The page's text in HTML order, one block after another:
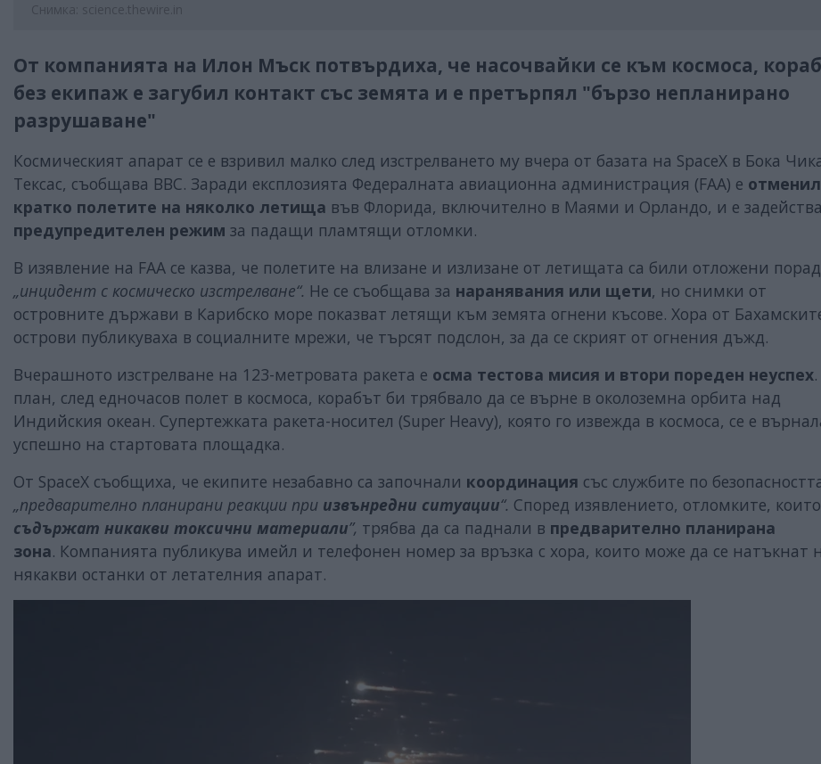
Снимка: science.thewire.in
От компанията на Илон Мъск потвърдиха, че насочвайки се към космоса,
без екипаж е загубил контакт със земята и е претърпял "бързо непланирано
разрушаване"
Космическият апарат се е взривил малко след изстрелването му вчера от базата на SpaceX в Бока
Тексас, съобщава ВВС. Заради експлозията Федералната авиационна администрация (FAA) е
кратко полетите на няколко летища във Флорида, включително в Маями и Орландо, и е
предупредителен режим за падащи пламтящи отломки.
В изявление на FAA се казва, че полетите на влизане и излизане от летищата са били отложени
„инцидент с космическо изстрелване“. Не се съобщава за наранявания или щети, но снимки от
островните държави в Карибско море показват летящи към земята огнени късове. Хора от
острови публикуваха в социалните мрежи, че търсят подслон, за да се скрият от огнения дъжд.
Вчерашното изстрелване на 123-метровата ракета е осма тестова мисия и втори пореден неуспех
план, след едночасов полет в космоса, корабът би трябвало да се върне в околоземна орбита над
Индийския океан. Супертежката ракета-носител (Super Heavy), която го извежда в космоса, се е
успешно на стартовата площадка.
От SpaceX съобщиха, че екипите незабавно са започнали координация със службите по
„предварително планирани реакции при извънредни ситуации“. Според изявлението, отломките, които
съдържат никакви токсични материали”, трябва да са паднали в предварително планирана
зона. Компанията публикува имейл и телефонен номер за връзка с хора, които може да се натъкнат
някакви останки от летателния апарат.